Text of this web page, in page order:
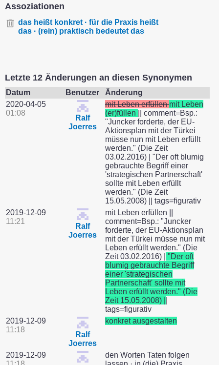
Assoziationen
das heißt konkret · für die Praxis heißt
das · (rein) praktisch bedeutet das
Letzte 12 Änderungen an diesen Synonymen
Datum Benutzer
Änderung
2020-04-05
01:08
Ralf
Joerres
mit Leben erfüllenmit Leben
(er)füllen
|| comment=Bsp.:
"Juncker forderte, der EU-
Aktionsplan mit der Türkei
müsse nun mit Leben erfüllt
werden." (Die Zeit
03.02.2016) | "Der oft blumig
gebrauchte Begriff einer
'strategischen Partnerschaft'
sollte mit Leben erfüllt
werden." (Die Zeit
15.05.2008) || tags=figurativ
2019-12-09
11:21
Ralf
Joerres
mit Leben erfüllen ||
comment=Bsp.: "Juncker
forderte, der EU-Aktionsplan
mit der Türkei müsse nun mit
Leben erfüllt werden." (Die
Zeit 03.02.2016) |
"Der oft
blumig gebrauchte Begriff
einer 'strategischen
Partnerschaft' sollte mit
Leben erfüllt werden." (Die
Zeit 15.05.2008) |
tags=figurativ
2019-12-09
11:18
Ralf
Joerres
konkret ausgestalten
2019-12-09
den Worten Taten folgen